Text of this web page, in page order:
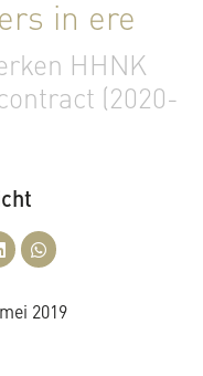
in ere
HHNK
(2020-
2019